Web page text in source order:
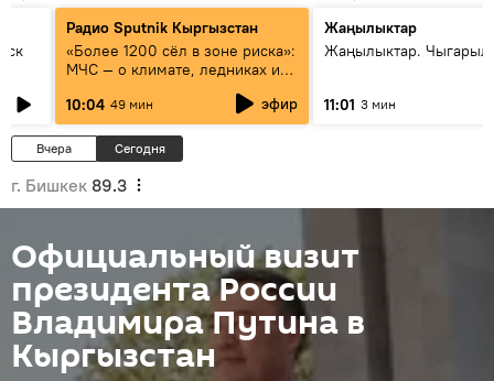
Радио Sputnik Кыргызстан
«Более 1200 сёл в зоне риска»:
МЧС — о климате, ледниках и
населения
10:04 49 мин эфир
Жаңылыктар
Жаңылыктар.
11:01 3 мин
Вчера Сегодня
г. Бишкек 89.3
Официальный визит
президента России
Владимира Путина в
Кыргызстан